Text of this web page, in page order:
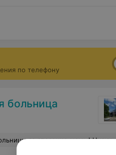
по телефону
больница
Стасу, Анастасии, Дарье и всем медсестрам, санитаркам за заботу и человечность. Вы вернули маму к жизни, спасибо за ваш тяжелый труд!